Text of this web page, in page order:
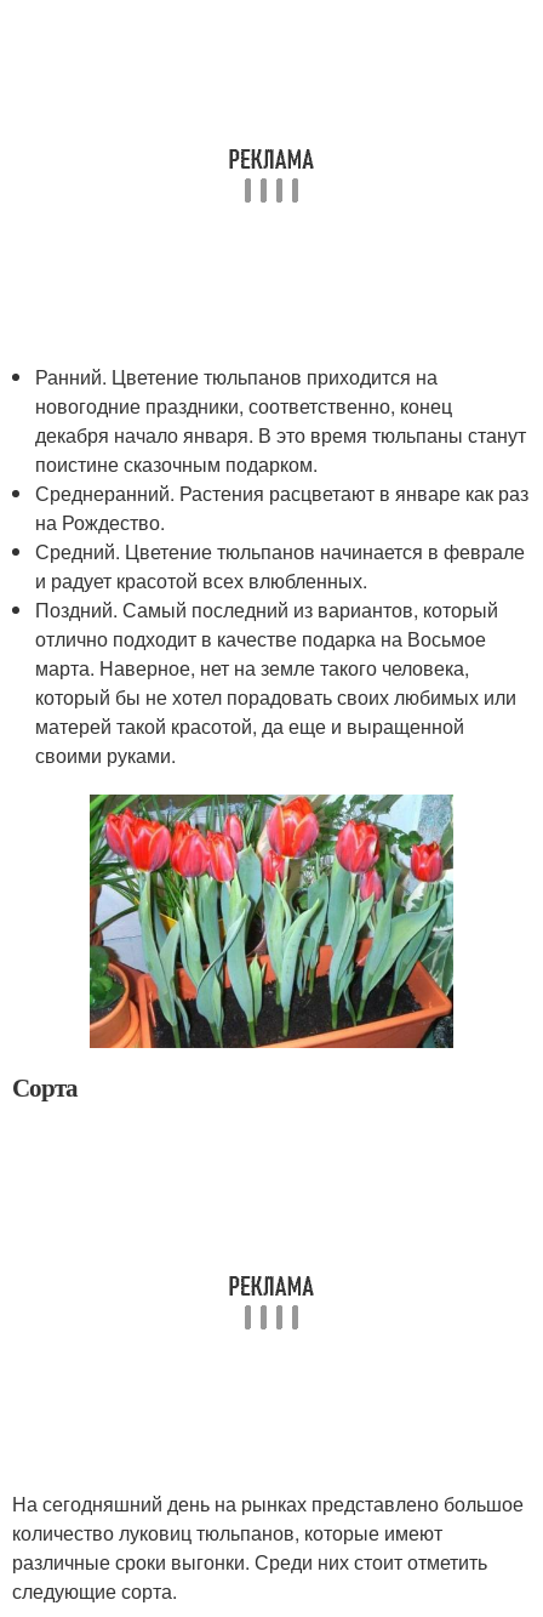
Ранний. Цветение тюльпанов приходится на
новогодние праздники, соответственно, конец
декабря начало января. В это время тюльпаны станут
поистине сказочным подарком.
Среднеранний. Растения расцветают в январе как раз
на Рождество.
Средний. Цветение тюльпанов начинается в феврале
и радует красотой всех влюбленных.
Поздний. Самый последний из вариантов, который
отлично подходит в качестве подарка на Восьмое
марта. Наверное, нет на земле такого человека,
который бы не хотел порадовать своих любимых или
матерей такой красотой, да еще и выращенной
своими руками.
Сорта
На сегодняшний день на рынках представлено большое
количество луковиц тюльпанов, которые имеют
различные сроки выгонки. Среди них стоит отметить
следующие сорта.